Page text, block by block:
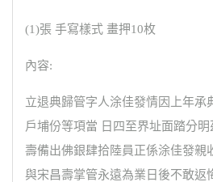
(1)張 手寫樣式 畫押10枚
內容:
立退典歸管字人涂佳發情因上年承
戶埔份等項當 日四至界址面踏分
壽備出佛銀肆拾陸員正係涂佳發親
與宋昌壽掌管永遠為業日後不敢返